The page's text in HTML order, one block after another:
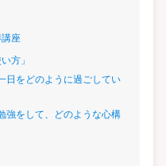
講座
方」
日をどのように過ごしてい
強をして、どのような心構